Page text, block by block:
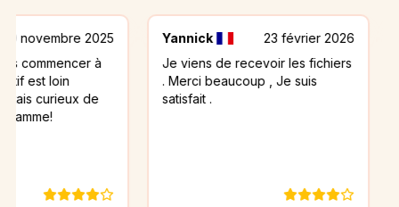
2025
à
de
Yannick
23 février 2026
Je viens de recevoir les fichiers
. Merci beaucoup , Je suis
Mathieu
J’ai